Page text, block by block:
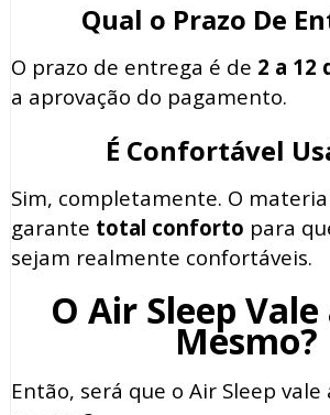
Qual o Prazo De
O prazo de entrega é de 2 a 12
a aprovação do pagamento.
É Confortável
Sim, completamente. O
garante total conforto para
sejam realmente confortáveis.
O Air Sleep Vale
Mesmo?
Então, será que o Air Sleep vale